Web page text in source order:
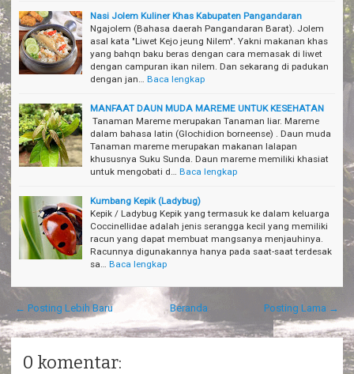
Nasi Jolem Kuliner Khas Kabupaten Pangandaran
Ngajolem (Bahasa daerah Pangandaran Barat). Jolem
asal kata "Liwet Kejo jeung Nilem". Yakni makanan khas
yang bahqn baku beras dengan cara memasak di liwet
dengan campuran ikan nilem. Dan sekarang di padukan
dengan jan…
Baca lengkap
MANFAAT DAUN MUDA MAREME UNTUK KESEHATAN
Tanaman Mareme merupakan Tanaman liar. Mareme
dalam bahasa latin (Glochidion borneense) . Daun muda
Tanaman mareme merupakan makanan lalapan
khususnya Suku Sunda. Daun mareme memiliki khasiat
untuk mengobati d…
Baca lengkap
Kumbang Kepik (Ladybug)
Kepik / Ladybug Kepik yang termasuk ke dalam keluarga
Coccinellidae adalah jenis serangga kecil yang memiliki
racun yang dapat membuat mangsanya menjauhinya.
Racunnya digunakannya hanya pada saat-saat terdesak
sa…
Baca lengkap
← Posting Lebih Baru Posting Lama →
Beranda
0 komentar: